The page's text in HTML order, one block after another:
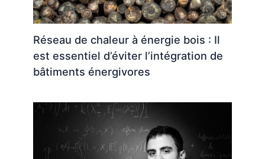
Réseau de chaleur à énergie bois : Il
est essentiel d’éviter l’intégration de
bâtiments énergivores